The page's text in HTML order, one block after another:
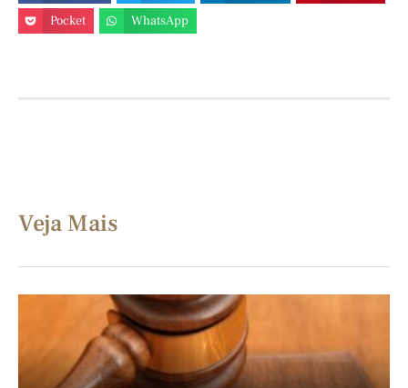
Pocket
WhatsApp
Veja Mais